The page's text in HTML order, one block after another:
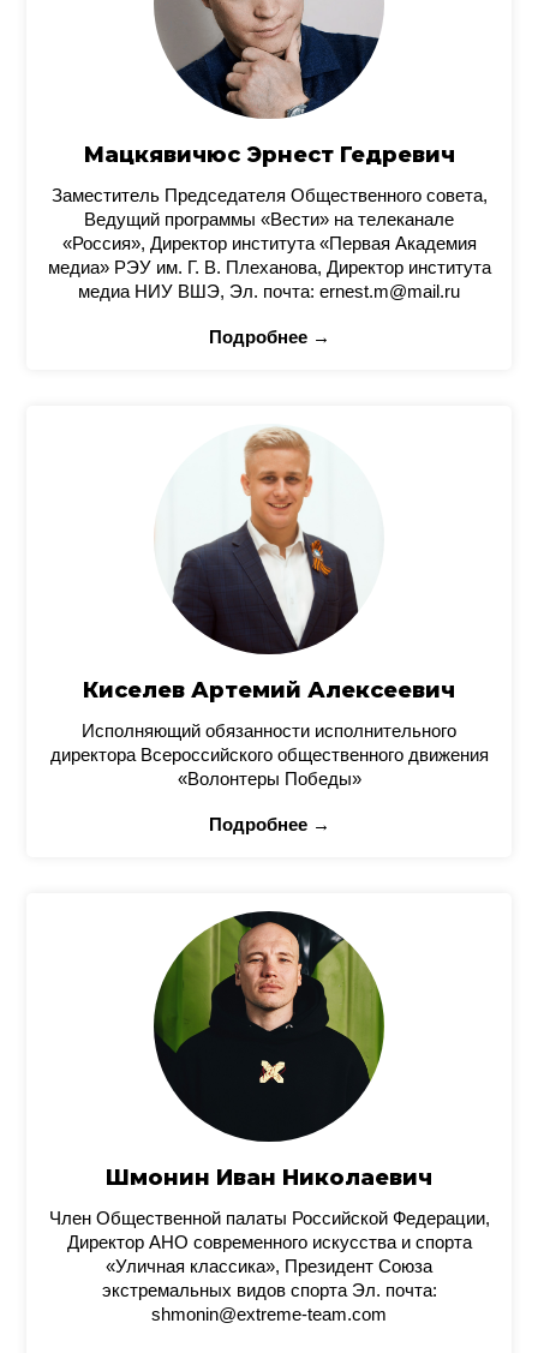
Мацкявичюс Эрнест Гедревич
Заместитель Председателя Общественного совета,
Ведущий программы «Вести» на телеканале
«Россия», Директор института «Первая Академия
медиа» РЭУ им. Г. В. Плеханова, Директор института
медиа НИУ ВШЭ, Эл. почта: ernest.m@mail.ru
Подробнее →
Киселев Артемий Алексеевич
Исполняющий обязанности исполнительного
директора Всероссийского общественного движения
«Волонтеры Победы»
Подробнее →
Шмонин Иван Николаевич
Член Общественной палаты Российской Федерации,
Директор АНО современного искусства и спорта
«Уличная классика», Президент Союза
экстремальных видов спорта Эл. почта:
shmonin@extreme-team.com